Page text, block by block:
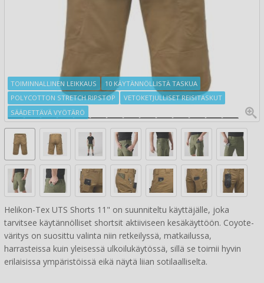
TOIMINNALLINEN LEIKKAUS
10 KÄYTÄNNÖLLISTÄ TASKUA
POLYCOTTON STRETCH RIPSTOP
VETOKETJULLISET REISITASKUT
SÄÄDETTÄVÄ VYÖTÄRÖ
Helikon-Tex UTS Shorts 11" on suunniteltu käyttäjälle, joka
tarvitsee käytännölliset shortsit aktiiviseen kesäkäyttöön. Coyote-
väritys on suosittu valinta niin retkeilyssä, matkailussa,
harrasteissa kuin yleisessä ulkoilukäytössä, sillä se toimii hyvin
erilaisissa ympäristöissä eikä näytä liian sotilaalliselta.